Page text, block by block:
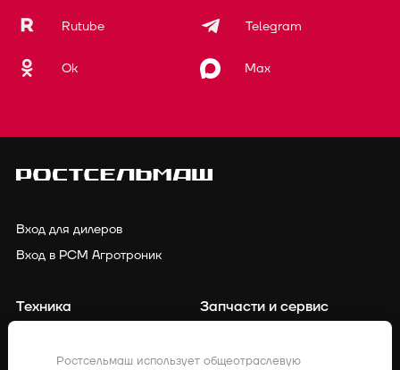
Rutube Telegram
Ok Max
Вход для дилеров
Вход в РСМ Агротроник
Техника
Запчасти и сервис
Ростсельмаш использует общеотраслевую